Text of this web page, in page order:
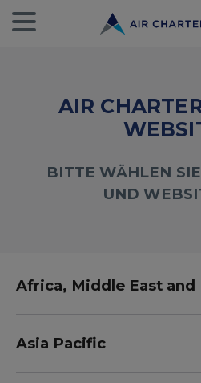
AIR
BITTE WÄHLEN
UND
Africa, Middle East and
Asia Pacific